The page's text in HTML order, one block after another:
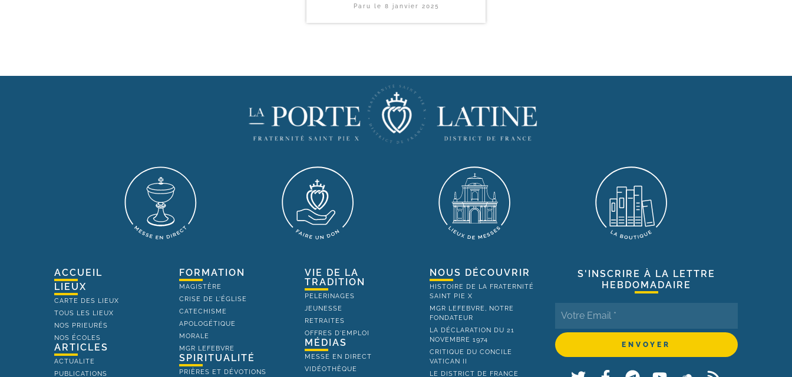
Paru le 8 janvier 2025
ACCUEIL
LIEUX
CARTE DES LIEUX
TOUS LES LIEUX
NOS PRIEURÉS
NOS ÉCOLES
ARTICLES
ACTUALITE
PUBLICATIONS
FORMATION
MAGISTÈRE
CRISE DE L'ÉGLISE
CATECHISME
APOLOGÉTIQUE
MORALE
MGR LEFEBVRE
SPIRITUALITÉ
PRIÈRES ET DÉVOTIONS
VIE DE LA
TRADITION
PELERINAGES
JEUNESSE
RETRAITES
OFFRES D'EMPLOI
MÉDIAS
MESSE EN DIRECT
VIDÉOTHÈQUE
NOUS DÉCOUVRIR
HISTOIRE DE LA FRATERNITÉ
SAINT PIE X
MGR LEFEBVRE, NOTRE
FONDATEUR
LA DÉCLARATION DU 21
NOVEMBRE 1974
CRITIQUE DU CONCILE
VATICAN II
LE DISTRICT DE FRANCE
S'INSCRIRE À LA LETTRE
HEBDOMADAIRE